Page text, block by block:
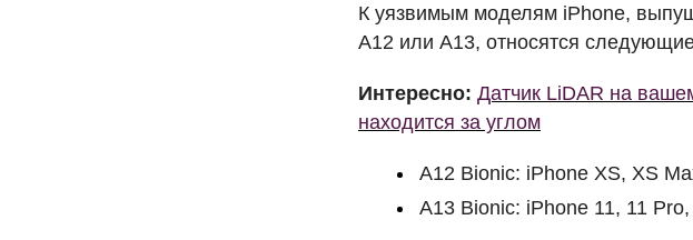
К уязвимым моделям iPhone,
A12 или A13, относятся
Интересно: Датчик LiDAR на
находится за углом
A12 Bionic: iPhone XS, XS
A13 Bionic: iPhone 11, 11